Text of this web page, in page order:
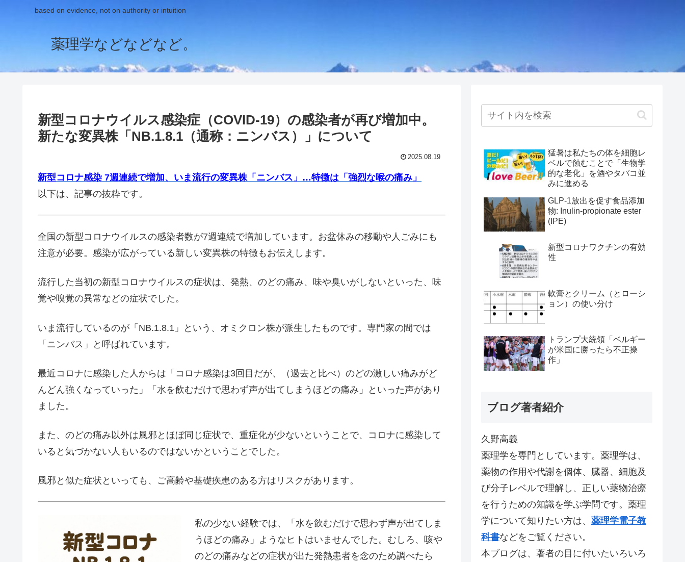
based on evidence, not on authority or intuition
薬理学などなどなど。
新型コロナウイルス感染症（COVID-19）の感染者が再び増加中。
新たな変異株「NB.1.8.1（通称：ニンバス）」について
2025.08.19
新型コロナ感染 7週連続で増加、いま流行の変異株「ニンバス」…特徴は「強烈な喉の痛み」
以下は、記事の抜粋です。
全国の新型コロナウイルスの感染者数が7週連続で増加しています。お盆休みの移動や人ごみにも
注意が必要。感染が広がっている新しい変異株の特徴もお伝えします。
流行した当初の新型コロナウイルスの症状は、発熱、のどの痛み、味や臭いがしないといった、味
覚や嗅覚の異常などの症状でした。
いま流行しているのが「NB.1.8.1」という、オミクロン株が派生したものです。専門家の間では
「ニンバス」と呼ばれています。
最近コロナに感染した人からは「コロナ感染は3回目だが、（過去と比べ）のどの激しい痛みがど
んどん強くなっていった」「水を飲むだけで思わず声が出てしまうほどの痛み」といった声があり
ました。
また、のどの痛み以外は風邪とほぼ同じ症状で、重症化が少ないということで、コロナに感染して
いると気づかない人もいるのではないかということでした。
風邪と似た症状といっても、ご高齢や基礎疾患のある方はリスクがあります。
私の少ない経験では、「水を飲むだけで思わず声が出てしま
うほどの痛み」ようなヒトはいませんでした。むしろ、咳や
のどの痛みなどの症状が出た発熱患者を念のため調べたら
猛暑は私たちの体を細胞レ
ベルで蝕むことで「生物学
的な老化」を酒やタバコ並
みに進める
GLP-1放出を促す食品添加
物: Inulin-propionate ester
(IPE)
新型コロナワクチンの有効
性
軟膏とクリーム（とローシ
ョン）の使い分け
トランプ大統領「ベルギー
が米国に勝ったら不正操
作」
ブログ著者紹介
久野高義
薬理学を専門としています。薬理学は、
薬物の作用や代謝を個体、臓器、細胞及
び分子レベルで理解し、正しい薬物治療
を行うための知識を学ぶ学問です。薬理
学について知りたい方は、 薬理学電子教
科書などをご覧ください。
本ブログは、著者の目に付いたいろいろ